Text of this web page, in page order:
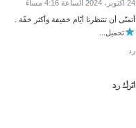
24 أكتوبر، 2024 الساعة 4:16 مساءً
أتمنّى أن تنتظرنا أيّام خفيفة وأكثر خفّة .
تحميل...
رد
اترك رد